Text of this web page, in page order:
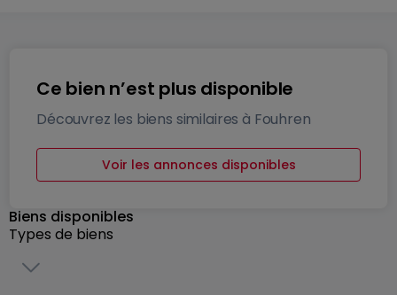
Ce bien n’est plus disponible
Découvrez les biens similaires à Fouhren
Voir les annonces disponibles
Biens disponibles
Types de biens